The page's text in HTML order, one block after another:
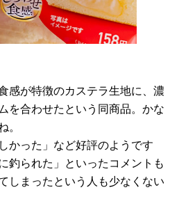
感が特徴のカステラ生地に、濃
を合わせたという同商品。かな
。
かった」など好評のようです
釣られた」といったコメントも
しまったという人も少なくない